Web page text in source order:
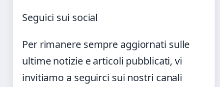
Seguici sui social
Per rimanere sempre aggiornati sulle
ultime notizie e articoli pubblicati, vi
invitiamo a seguirci sui nostri canali